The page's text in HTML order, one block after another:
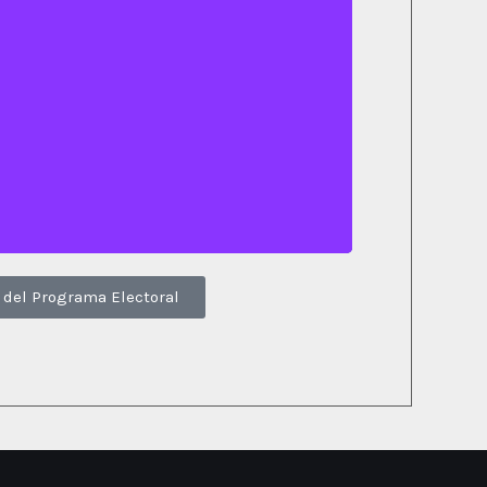
del Programa Electoral